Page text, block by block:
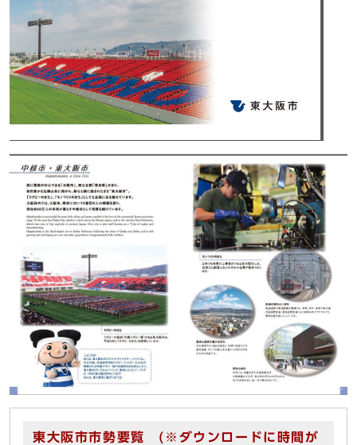
東大阪市市勢要覧 (※ダウンロードに時間が